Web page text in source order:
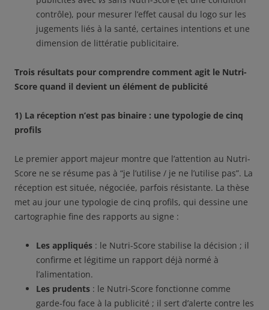
contrôle), pour mesurer l’effet causal du logo sur les
jugements liés à la santé, certaines intentions et une
dimension de littératie publicitaire.
Trois résultats pour comprendre comment agit le Nutri-
Score quand il devient un élément de publicité
1) La réception n’est pas binaire : une typologie de cinq
profils
Le premier apport majeur montre que l’attention au Nutri-
Score ne se résume pas à “je l’utilise / je ne l’utilise pas”. La
réception est située, négociée, parfois résistante. La thèse
met au jour une typologie de cinq profils, qui dessine une
cartographie fine des rapports au signe :
Les appliqués : le Nutri-Score stabilise la décision ; il
confirme et légitime un rapport déjà normé à
l’alimentation.
Les prudents : le Nutri-Score fonctionne comme
garde-fou face à la publicité ; il sert d’alerte contre les